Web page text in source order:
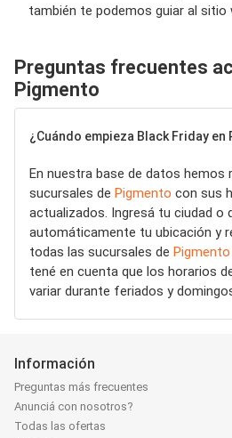
también te podemos guiar al sitio
Preguntas frecuentes
Pigmento
¿Cuándo empieza Black Friday en
En nuestra base de datos hemos
sucursales de Pigmento con sus
actualizados. Ingresá tu ciudad o
automáticamente tu ubicación y
todas las sucursales de Pigmento
tené en cuenta que los horarios
variar durante feriados y
Información
Preguntas más frecuentes
Anunciá con nosotros?
Todas las ofertas